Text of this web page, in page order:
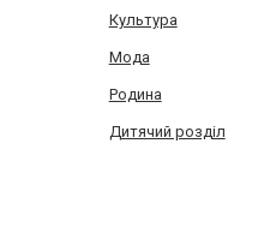
Культура
Мода
Родина
Дитячий розділ